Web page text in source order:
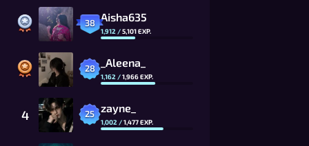
38 Aisha635
1,912 /5,101EXP.
28 _Aleena_
1,162 /1,966EXP.
4 25 zayne_
1,002 /1,477EXP.